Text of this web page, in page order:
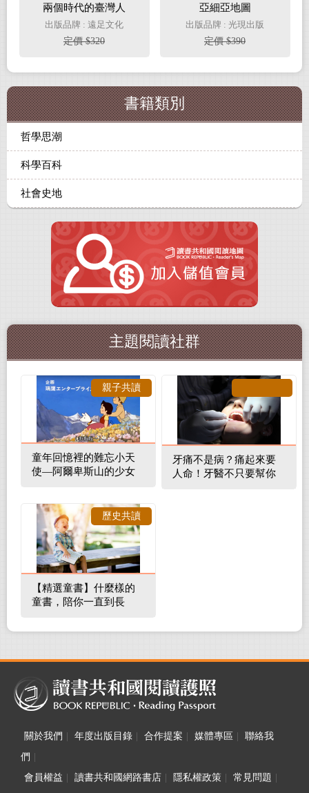
兩個時代的臺灣人
出版品牌 : 遠足文化
定價 $320
亞細亞地圖
出版品牌 : 光現出版
定價 $390
書籍類別
哲學思潮
科學百科
社會史地
主題閱讀社群
童年回憶裡的難忘小天
使—阿爾卑斯山的少女
親子共讀
牙痛不是病？痛起來要
人命！牙醫不只要幫你
【精選童書】什麼樣的
童書，陪你一直到長
歷史共讀
關於我們 年度出版目錄 合作提案 媒體專區
聯絡我
們
會員權益
讀書共和國網路書店 隱私權政策 常見問題